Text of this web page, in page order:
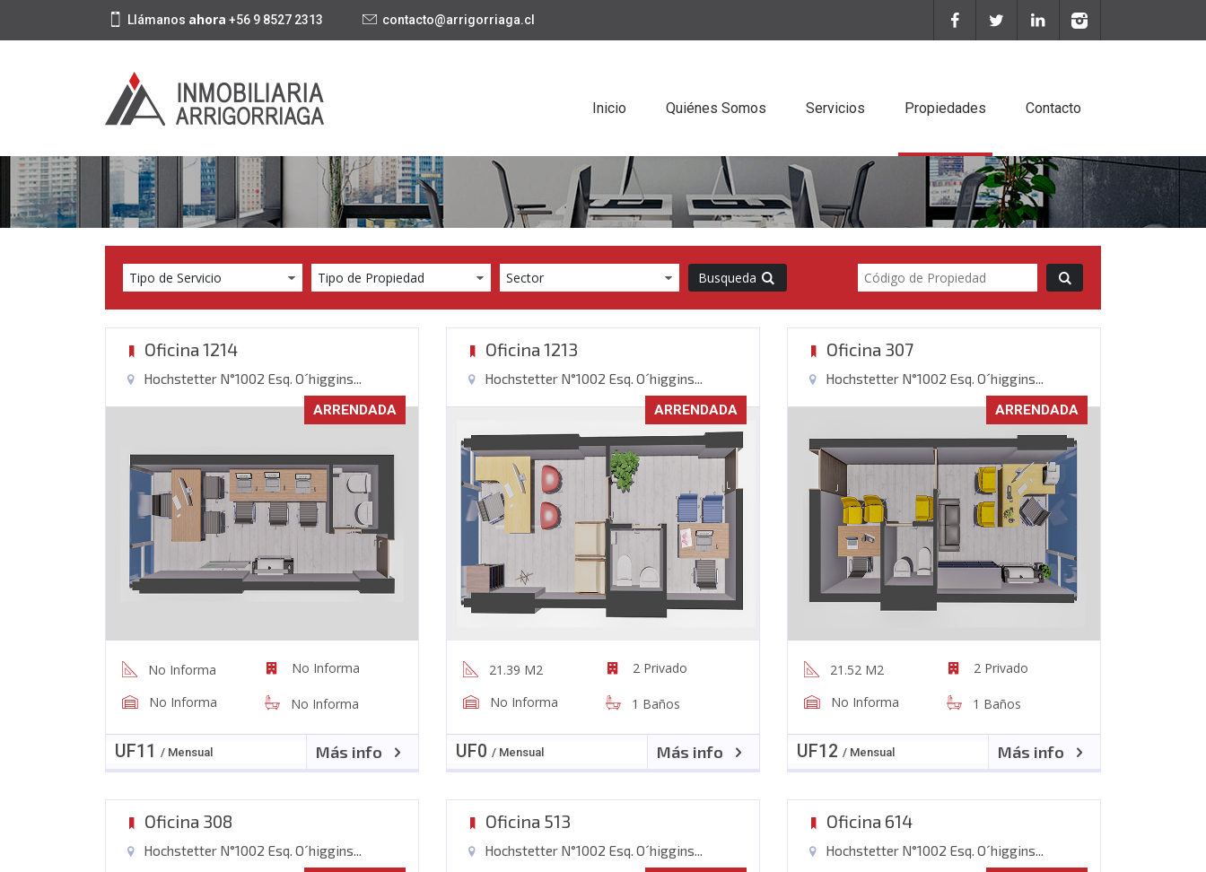
Llámanos ahora +56 9 8527 2313 contacto@arrigorriaga.cl
Inicio Quiénes Somos Servicios
Desarrollo de Proyectos inmobiliarios
Arriendo de Propiedades
Evaluación de proyectos inmobiliarios
Presupuestos de construcción
Propiedades Contacto
Busqueda
Oficina 1214
Hochstetter N°1002 Esq. O´higgins...
ARRENDADA
No Informa
No Informa
No Informa
No Informa
UF11 / Mensual Más info
Oficina 1213
Hochstetter N°1002 Esq. O´higgins...
ARRENDADA
21.39 M2
2 Privado
No Informa
1 Baños
UF0 / Mensual Más info
Oficina 307
Hochstetter N°1002 Esq. O´higgins...
ARRENDADA
21.52 M2
2 Privado
No Informa
1 Baños
UF12 / Mensual Más info
Oficina 308
Hochstetter N°1002 Esq. O´higgins...
Oficina 513
Hochstetter N°1002 Esq. O´higgins...
Oficina 614
Hochstetter N°1002 Esq. O´higgins...